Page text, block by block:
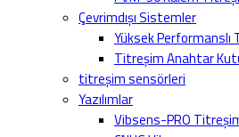
Çevrimdışı Sistemler
Yüksek Performanslı
Titreşim Anahtar
titreşim sensörleri
Yazılımlar
Vibsens-PRO